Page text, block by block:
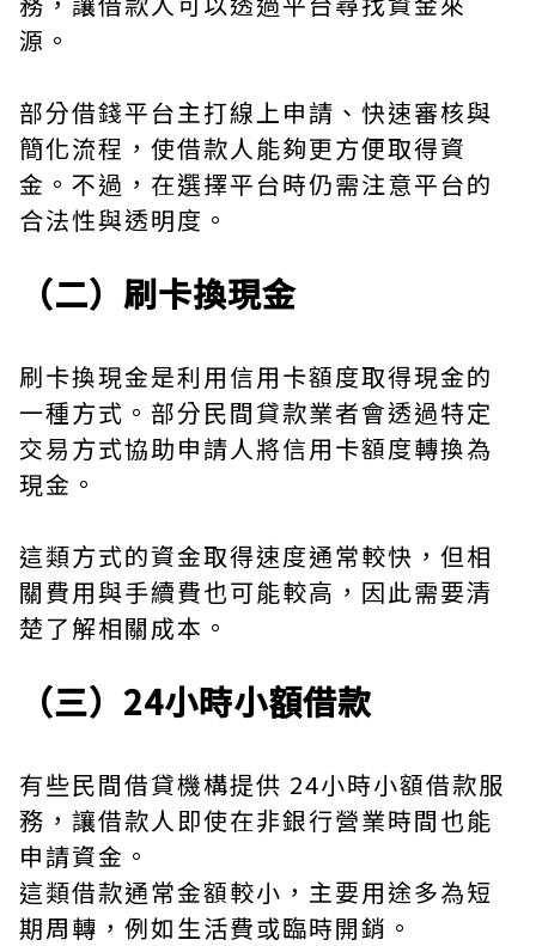
源。
部分借錢平台主打線上申請、快速審核與
簡化流程，使借款人能夠更方便取得資
金。不過，在選擇平台時仍需注意平台的
合法性與透明度。
（二）刷卡換現金
刷卡換現金是利用信用卡額度取得現金的
一種方式。部分民間貸款業者會透過特定
交易方式協助申請人將信用卡額度轉換為
現金。
這類方式的資金取得速度通常較快，但相
關費用與手續費也可能較高，因此需要清
楚了解相關成本。
（三）24小時小額借款
有些民間借貸機構提供 24小時小額借款服
務，讓借款人即使在非銀行營業時間也能
申請資金。
這類借款通常金額較小，主要用途多為短
期周轉，例如生活費或臨時開銷。